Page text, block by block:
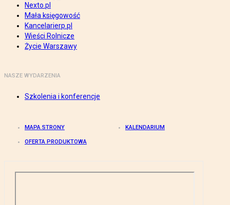
Nexto.pl
Mała księgowość
Kancelarierp.pl
Wieści Rolnicze
Życie Warszawy
NASZE WYDARZENIA
Szkolenia i konferencje
MAPA STRONY KALENDARIUM
OFERTA PRODUKTOWA